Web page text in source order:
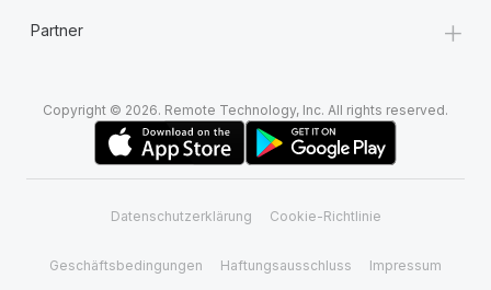
Partner +
Copyright © 2026. Remote Technology, Inc. All rights reserved.
Datenschutzerklärung Cookie-Richtlinie
Geschäftsbedingungen Haftungsausschluss Impressum